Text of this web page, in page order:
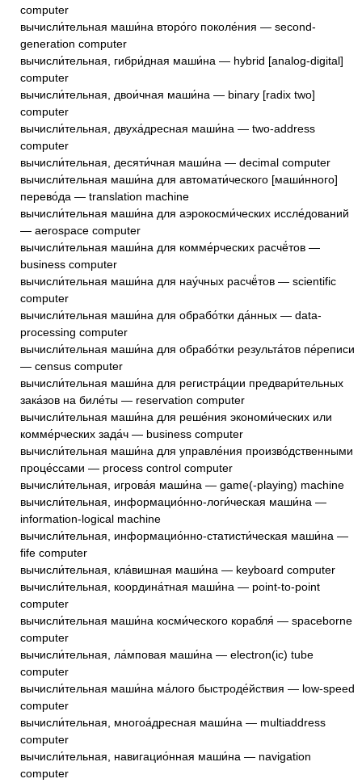
computer
вычисли́тельная маши́на второ́го поколе́ния — second-
generation computer
вычисли́тельная, гибри́дная маши́на — hybrid [analog-digital]
computer
вычисли́тельная, двои́чная маши́на — binary [radix two]
computer
вычисли́тельная, двуха́дресная маши́на — two-address
computer
вычисли́тельная, десяти́чная маши́на — decimal computer
вычисли́тельная маши́на для автомати́ческого [маши́нного]
перево́да — translation machine
вычисли́тельная маши́на для аэрокосми́ческих иссле́дований
— aerospace computer
вычисли́тельная маши́на для комме́рческих расчё́тов —
business computer
вычисли́тельная маши́на для нау́чных расчё́тов — scientific
computer
вычисли́тельная маши́на для обрабо́тки да́нных — data-
processing computer
вычисли́тельная маши́на для обрабо́тки результа́тов пе́реписи
— census computer
вычисли́тельная маши́на для регистра́ции предвари́тельных
зака́зов на биле́ты — reservation computer
вычисли́тельная маши́на для реше́ния экономи́ческих или
комме́рческих зада́ч — business computer
вычисли́тельная маши́на для управле́ния произво́дственными
проце́ссами — process control computer
вычисли́тельная, игрова́я маши́на — game(-playing) machine
вычисли́тельная, информацио́нно-логи́ческая маши́на —
information-logical machine
вычисли́тельная, информацио́нно-статисти́ческая маши́на —
fife computer
вычисли́тельная, кла́вишная маши́на — keyboard computer
вычисли́тельная, координа́тная маши́на — point-to-point
computer
вычисли́тельная маши́на косми́ческого корабля́ — spaceborne
computer
вычисли́тельная, ла́мповая маши́на — electron(ic) tube
computer
вычисли́тельная маши́на ма́лого быстроде́йствия — low-speed
computer
вычисли́тельная, многоа́дресная маши́на — multiaddress
computer
вычисли́тельная, навигацио́нная маши́на — navigation
computer